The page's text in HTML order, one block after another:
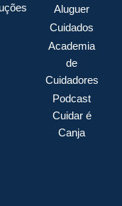
Aluguer
Cuidados
Academia
de
Cuidadores
Podcast
Cuidar é
Canja